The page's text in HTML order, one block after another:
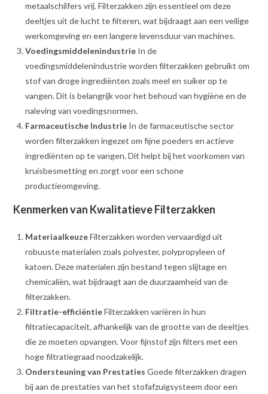
metaalschilfers vrij. Filterzakken zijn essentieel om deze
deeltjes uit de lucht te filteren, wat bijdraagt aan een veilige
werkomgeving en een langere levensduur van machines.
Voedingsmiddelenindustrie In de
voedingsmiddelenindustrie worden filterzakken gebruikt om
stof van droge ingrediënten zoals meel en suiker op te
vangen. Dit is belangrijk voor het behoud van hygiëne en de
naleving van voedingsnormen.
Farmaceutische Industrie In de farmaceutische sector
worden filterzakken ingezet om fijne poeders en actieve
ingrediënten op te vangen. Dit helpt bij het voorkomen van
kruisbesmetting en zorgt voor een schone
productieomgeving.
Kenmerken van Kwalitatieve Filterzakken
MateriaalkeuzeFilterzakken worden vervaardigd uit
robuuste materialen zoals polyester, polypropyleen of
katoen. Deze materialen zijn bestand tegen slijtage en
chemicaliën, wat bijdraagt aan de duurzaamheid van de
filterzakken.
Filtratie-efficiëntieFilterzakken variëren in hun
filtratiecapaciteit, afhankelijk van de grootte van de deeltjes
die ze moeten opvangen. Voor fijnstof zijn filters met een
hoge filtratiegraad noodzakelijk.
Ondersteuning van Prestaties Goede filterzakken dragen
bij aan de prestaties van het stofafzuigsysteem door een